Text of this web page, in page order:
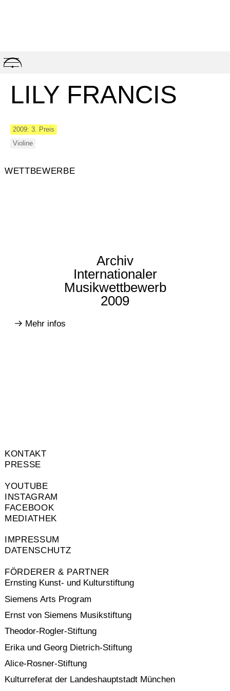
Skip
to
LILY FRANCIS
2009: 3. Preis
Violine
WETTBEWERBE
Archiv
Internationaler
Musikwettbewerb
2009
Mehr infos
KONTAKT
PRESSE
YOUTUBE
INSTAGRAM
FACEBOOK
MEDIATHEK
IMPRESSUM
DATENSCHUTZ
FÖRDERER & PARTNER
Ernsting Kunst- und Kulturstiftung
Siemens Arts Program
Ernst von Siemens Musikstiftung
Theodor-Rogler-Stiftung
Erika und Georg Dietrich-Stiftung
Alice-Rosner-Stiftung
Kulturreferat der Landeshauptstadt München